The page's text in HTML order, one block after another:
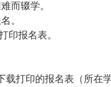
而辍学。
。
印报名表。
打印的报名表（所在